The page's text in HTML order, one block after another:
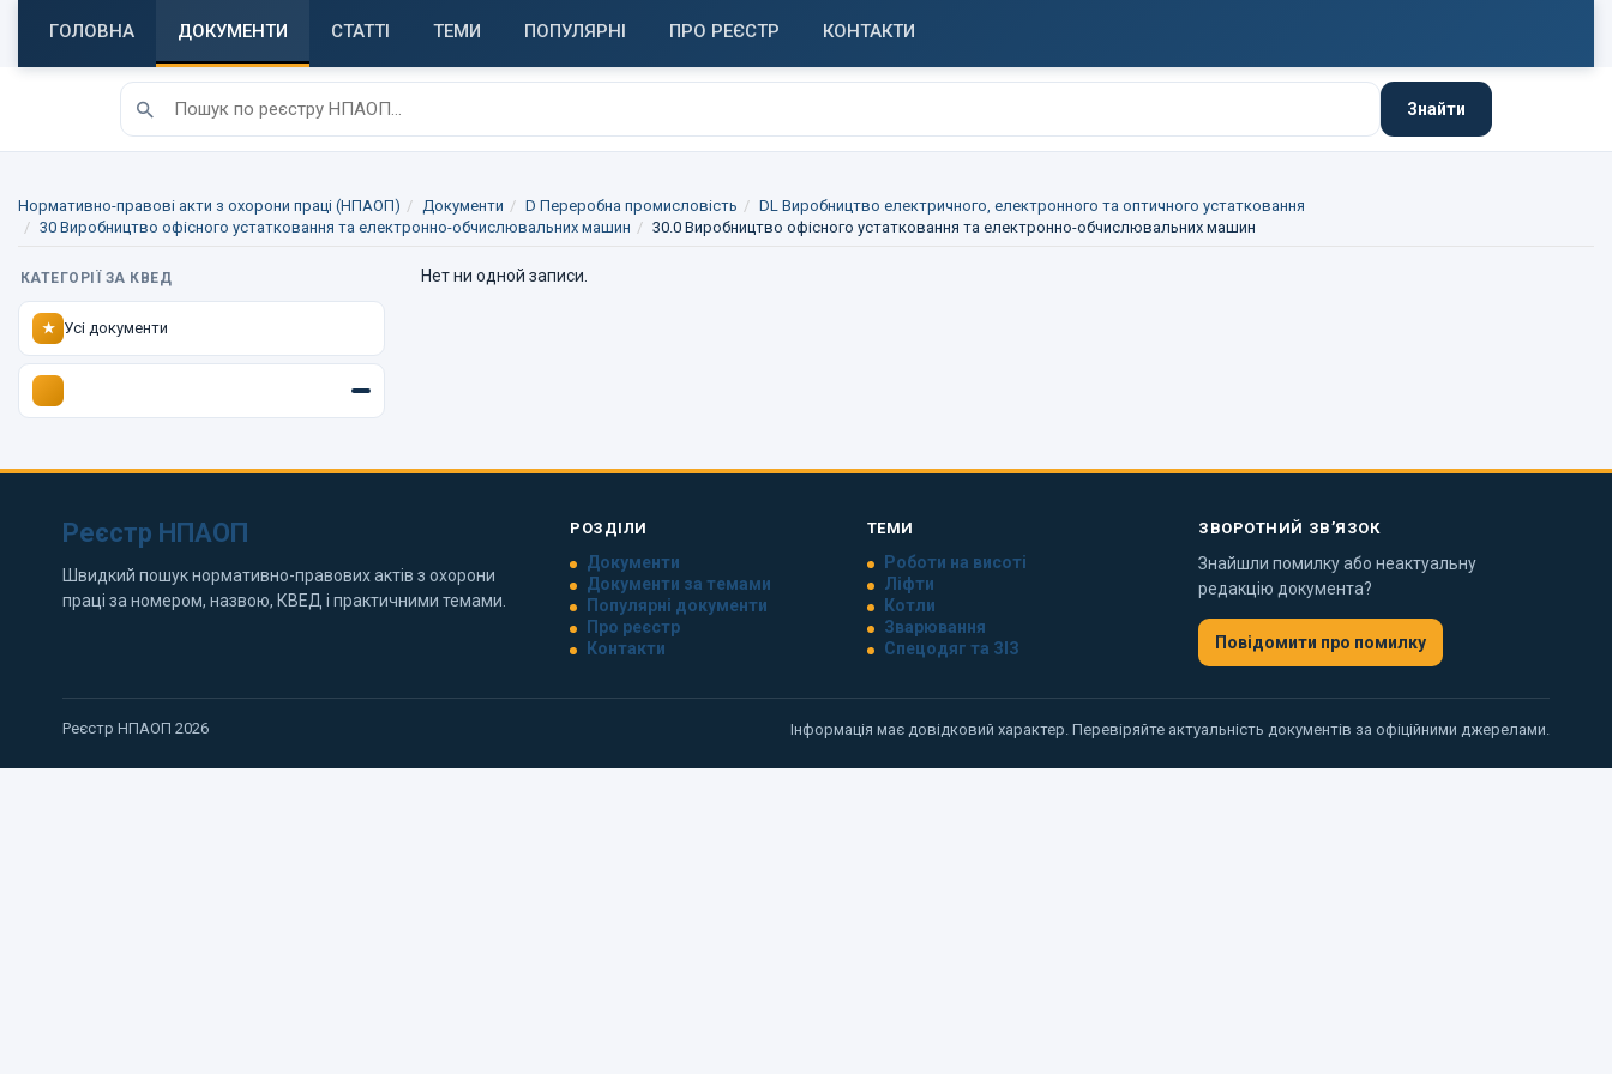
ГОЛОВНА ДОКУМЕНТИ СТАТТІ ТЕМИ ПОПУЛЯРНІ ПРО РЕЄСТР КОНТАКТИ
Знайти
Нормативно-правові акти з охорони праці (НПАОП) Документи D Переробна промисловість
DL Виробництво електричного, електронного та оптичного устатковання
30 Виробництво офісного устатковання та електронно-обчислювальних машин
30.0 Виробництво офісного устатковання та електронно-обчислювальних машин
КАТЕГОРІЇ ЗА КВЕД
★ Усі документи
Нет ни одной записи.
Реєстр НПАОП
Швидкий пошук нормативно-правових актів з охорони
праці за номером, назвою, КВЕД і практичними темами.
РОЗДІЛИ
Документи
Документи за темами
Популярні документи
Про реєстр
Контакти
ТЕМИ
Роботи на висоті
Ліфти
Котли
Зварювання
Спецодяг та ЗІЗ
ЗВОРОТНИЙ ЗВ’ЯЗОК
Знайшли помилку або неактуальну
редакцію документа?
Повідомити про помилку
Реєстр НПАОП 2026 Інформація має довідковий характер. Перевіряйте актуальність документів за офіційними джерелами.